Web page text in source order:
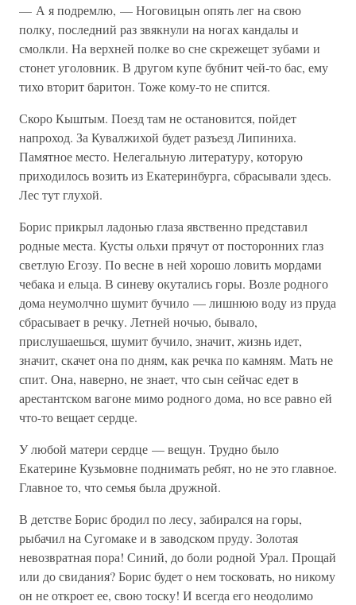
— А я подремлю, — Ноговицын опять лег на свою
полку, последний раз звякнули на ногах кандалы и
смолкли. На верхней полке во сне скрежещет зубами и
стонет уголовник. В другом купе бубнит чей-то бас, ему
тихо вторит баритон. Тоже кому-то не спится.
Скоро Кыштым. Поезд там не остановится, пойдет
напроход. За Кувалжихой будет разъезд Липиниха.
Памятное место. Нелегальную литературу, которую
приходилось возить из Екатеринбурга, сбрасывали здесь.
Лес тут глухой.
Борис прикрыл ладонью глаза явственно представил
родные места. Кусты ольхи прячут от посторонних глаз
светлую Егозу. По весне в ней хорошо ловить мордами
чебака и ельца. В синеву окутались горы. Возле родного
дома неумолчно шумит бучило — лишнюю воду из пруда
сбрасывает в речку. Летней ночью, бывало,
прислушаешься, шумит бучило, значит, жизнь идет,
значит, скачет она по дням, как речка по камням. Мать не
спит. Она, наверно, не знает, что сын сейчас едет в
арестантском вагоне мимо родного дома, но все равно ей
что-то вещает сердце.
У любой матери сердце — вещун. Трудно было
Екатерине Кузьмовне поднимать ребят, но не это главное.
Главное то, что семья была дружной.
В детстве Борис бродил по лесу, забирался на горы,
рыбачил на Сугомаке и в заводском пруду. Золотая
невозвратная пора! Синий, до боли родной Урал. Прощай
или до свидания? Борис будет о нем тосковать, но никому
он не откроет ее, свою тоску! И всегда его неодолимо